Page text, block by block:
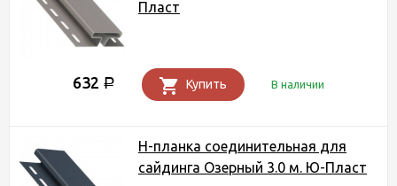
Пласт
632 Р Купить В наличии
Н-планка соединительная для
сайдинга Озерный 3.0 м. Ю-Пласт